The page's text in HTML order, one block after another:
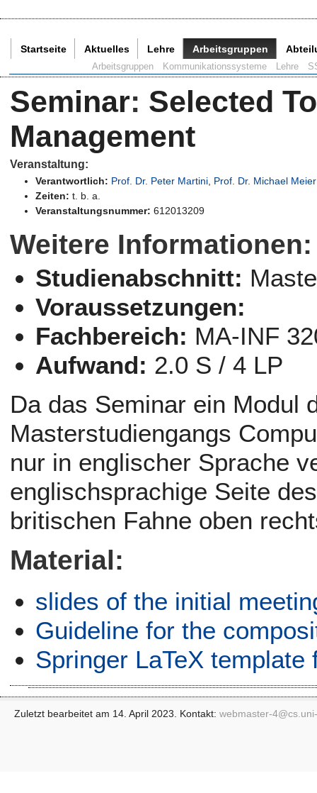
Startseite Aktuelles Lehre Arbeitsgruppen
Arbeitsgruppen Kommunikationssysteme Lehre
Seminar: Selected
Management
Veranstaltung:
Verantwortlich: Prof. Dr. Peter Martini Prof. Dr. Michael Meier
Zeiten: t. b. a.
Veranstaltungsnummer: 612013209
Weitere Informationen:
Studienabschnitt:
Voraussetzungen:
Fachbereich: MA-INF
Aufwand: 2.0 S / 4 LP
Da das Seminar ein Modul
Masterstudiengangs
nur in englischer Sprache
englischsprachige Seite
britischen Fahne oben
Material:
slides of the initial
Guideline for the
Springer LaTeX
Zuletzt bearbeitet am 14. April 2023. Kontakt: webmaster-4@